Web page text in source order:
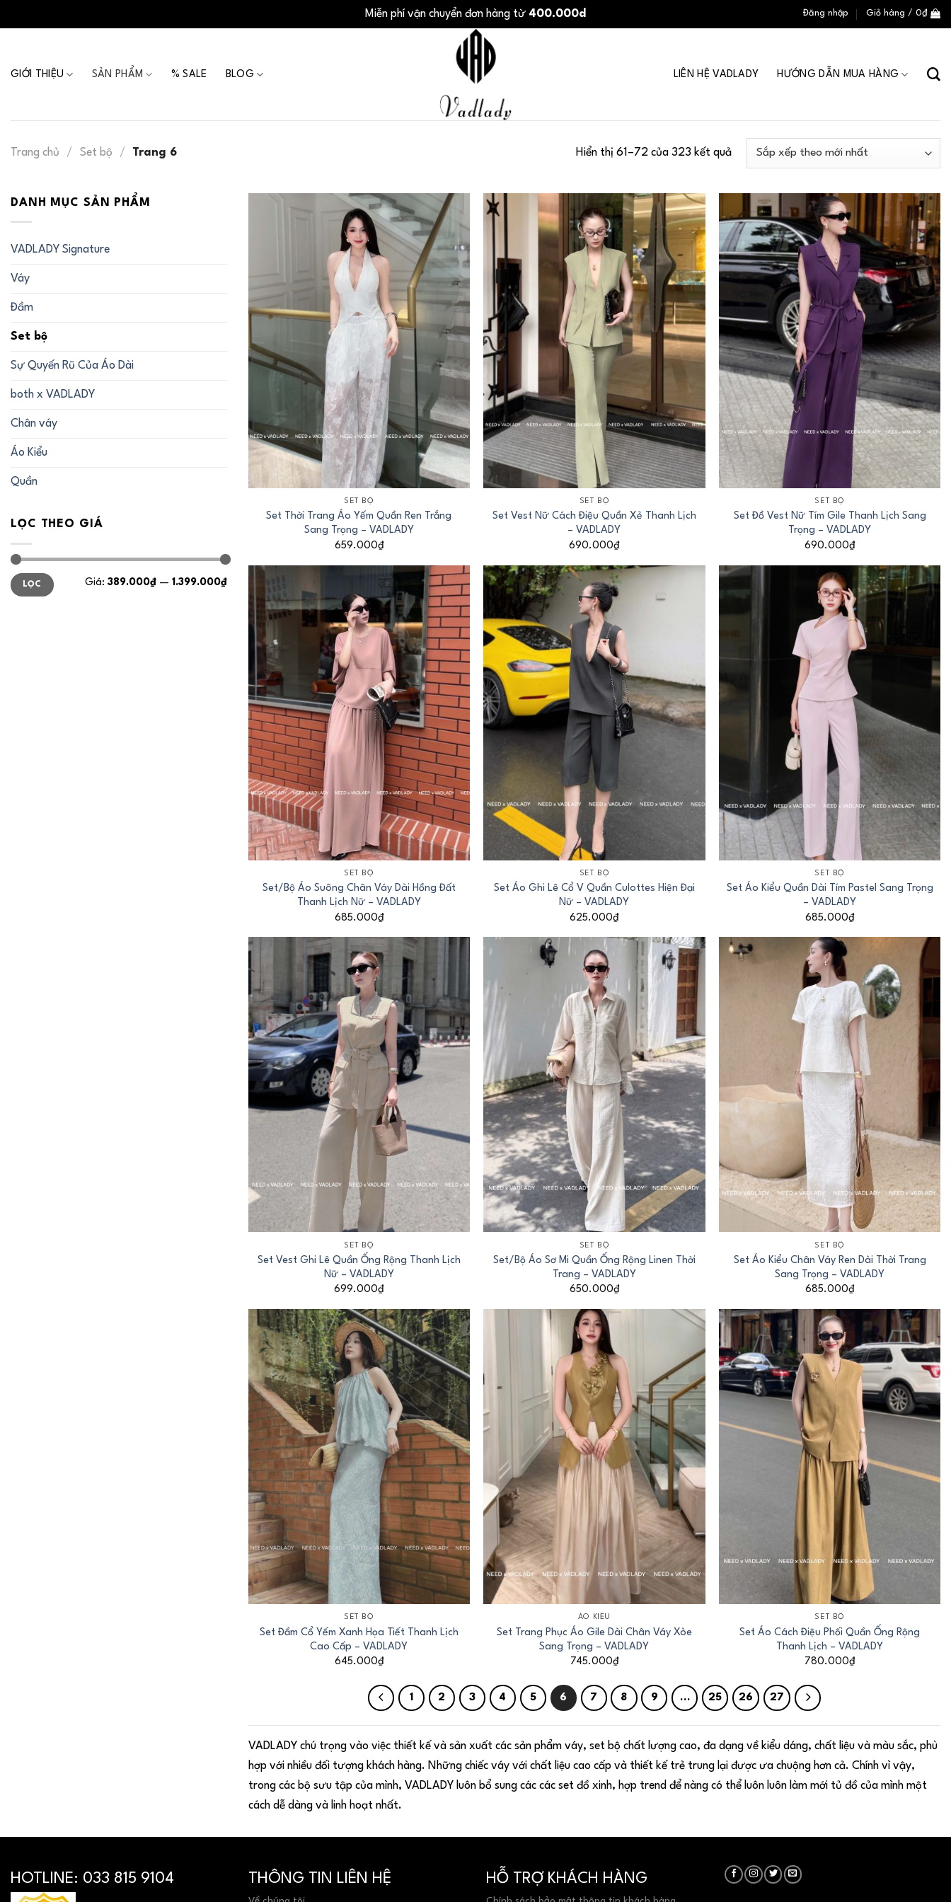
to
Miễn phí vận chuyển đơn hàng từ 400.000d Đăng nhập Giỏ hàng / 0₫
GIỚI THIỆU SẢN PHẨM % SALE BLOG LIÊN HỆ VADLADY HƯỚNG DẪN MUA HÀNG
Trang chủ / Set bộ / Trang 6 Hiển thị 61–72 của 323 kết quả
DANH MỤC SẢN PHẨM
VADLADY Signature
Váy
Đầm
Set bộ
Sự Quyến Rũ Của Áo Dài
both x VADLADY
Chân váy
Áo Kiểu
Quần
LỌC THEO GIÁ
Giá
tối
thiểu
Giá
tối
đa
LỌC Giá: 389.000₫ — 1.399.000₫
SET BỘ
Set Thời Trang Áo Yếm Quần Ren Trắng
Sang Trọng – VADLADY
659.000₫
SET BỘ
Set Vest Nữ Cách Điệu Quần Xẻ Thanh Lịch
– VADLADY
690.000₫
SET BỘ
Set Đồ Vest Nữ Tím Gile Thanh Lịch Sang
Trọng – VADLADY
690.000₫
+
SET BỘ
Set/Bộ Áo Suông Chân Váy Dài Hồng Đất
Thanh Lịch Nữ – VADLADY
685.000₫
SET BỘ
Set Áo Ghi Lê Cổ V Quần Culottes Hiện Đại
Nữ – VADLADY
625.000₫
+
SET BỘ
Set Áo Kiểu Quần Dài Tím Pastel Sang Trọng
– VADLADY
685.000₫
SET BỘ
Set Vest Ghi Lê Quần Ống Rộng Thanh Lịch
Nữ – VADLADY
699.000₫
+
SET BỘ
Set/Bộ Áo Sơ Mi Quần Ống Rộng Linen Thời
Trang – VADLADY
650.000₫
SET BỘ
Set Áo Kiểu Chân Váy Ren Dài Thời Trang
Sang Trọng – VADLADY
685.000₫
+
SET BỘ
Set Đầm Cổ Yếm Xanh Họa Tiết Thanh Lịch
Cao Cấp – VADLADY
645.000₫
ÁO KIỂU
Set Trang Phục Áo Gile Dài Chân Váy Xòe
Sang Trọng – VADLADY
745.000₫
SET BỘ
Set Áo Cách Điệu Phối Quần Ống Rộng
Thanh Lịch – VADLADY
780.000₫
1 2 3 4 5 6 7 8 9 … 25 26 27
VADLADY chú trọng vào việc thiết kế và sản xuất các sản phẩm váy, set bộ chất lượng cao, đa dạng về kiểu dáng, chất liệu và màu sắc, phù
hợp với nhiều đối tượng khách hàng. Những chiếc váy với chất liệu cao cấp và thiết kế trẻ trung lại được ưa chuộng hơn cả. Chính vì vậy,
trong các bộ sưu tập của mình, VADLADY luôn bổ sung các các set đồ xinh, hợp trend để nàng có thể luôn luôn làm mới tủ đồ của mình một
cách dễ dàng và linh hoạt nhất.
HOTLINE: 033 815 9104 THÔNG TIN LIÊN HỆ HỖ TRỢ KHÁCH HÀNG